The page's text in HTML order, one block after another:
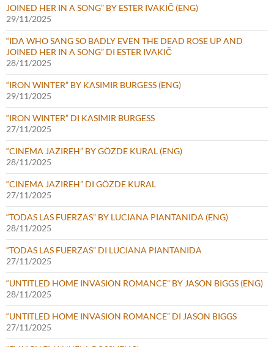
JOINED HER IN A SONG” BY ESTER IVAKIČ (ENG)
29/11/2025
“IDA WHO SANG SO BADLY EVEN THE DEAD ROSE UP AND
JOINED HER IN A SONG” DI ESTER IVAKIČ
28/11/2025
“IRON WINTER” BY KASIMIR BURGESS (ENG)
29/11/2025
“IRON WINTER” DI KASIMIR BURGESS
27/11/2025
“CINEMA JAZIREH” BY GÖZDE KURAL (ENG)
28/11/2025
“CINEMA JAZIREH” DI GÖZDE KURAL
27/11/2025
“TODAS LAS FUERZAS” BY LUCIANA PIANTANIDA (ENG)
28/11/2025
“TODAS LAS FUERZAS” DI LUCIANA PIANTANIDA
27/11/2025
“UNTITLED HOME INVASION ROMANCE” BY JASON BIGGS (ENG)
28/11/2025
“UNTITLED HOME INVASION ROMANCE” DI JASON BIGGS
27/11/2025